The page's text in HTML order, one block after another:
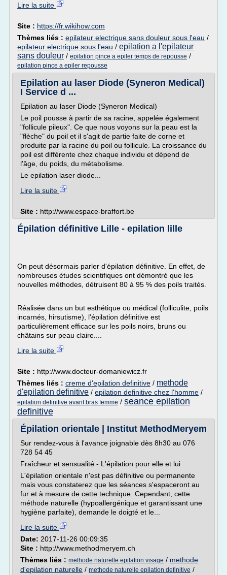
Lire la suite
Site : https://fr.wikihow.com
Thèmes liés : epilateur electrique sans douleur sous l'eau /
epilateur electrique sous l'eau / epilation a l'epilateur
sans douleur / epilation pince a epiler temps de repousse /
epilation pince a epiler repousse
Epilation au laser Diode (Syneron Medical)
I Service d ...
Epilation au laser Diode (Syneron Medical)
Le poil pousse à partir de sa racine, appelée également
"follicule pileux". Ce que nous voyons sur la peau est la
"flèche" du poil et il s'agit de partie faite de corne et
produite par la racine du poil ou follicule. La croissance du
poil est différente chez chaque individu et dépend de
l'âge, du poids, du métabolisme.
Le epilation laser diode...
Lire la suite
Site : http://www.espace-braffort.be
Épilation définitive Lille - epilation lille
On peut désormais parler d'épilation définitive. En effet, de
nombreuses études scientifiques ont démontré que les
nouvelles méthodes, détruisent 80 à 95 % des poils traités.
Réalisée dans un but esthétique ou médical (folliculite, poils
incarnés, hirsutisme), l'épilation définitive est
particulièrement efficace sur les poils noirs, bruns ou
châtains sur peau claire....
Lire la suite
Site : http://www.docteur-domaniewicz.fr
Thèmes liés : creme d'epilation definitive / methode
d'epilation definitive / epilation definitive chez l'homme /
epilation definitive avant bras femme / seance epilation
definitive
Épilation orientale | Institut MethodMeryem
Sur rendez-vous à l'avance joignable dès 8h30 au 076
728 54 45
Fraîcheur et sensualité - L'épilation pour elle et lui
L'épilation orientale n'est pas définitive ou permanente
mais vous constaterez que les séances s'espaceront au
fur et à mesure de cette technique. Cependant, cette
méthode naturelle (hypoallergénique et garantissant une
hygiène parfaite), demande le doigté et le...
Lire la suite
Date: 2017-11-26 00:09:35
Site : http://www.methodmeryem.ch
Thèmes liés : methode naturelle epilation visage / methode
d'epilation naturelle / methode naturelle epilation definitive /